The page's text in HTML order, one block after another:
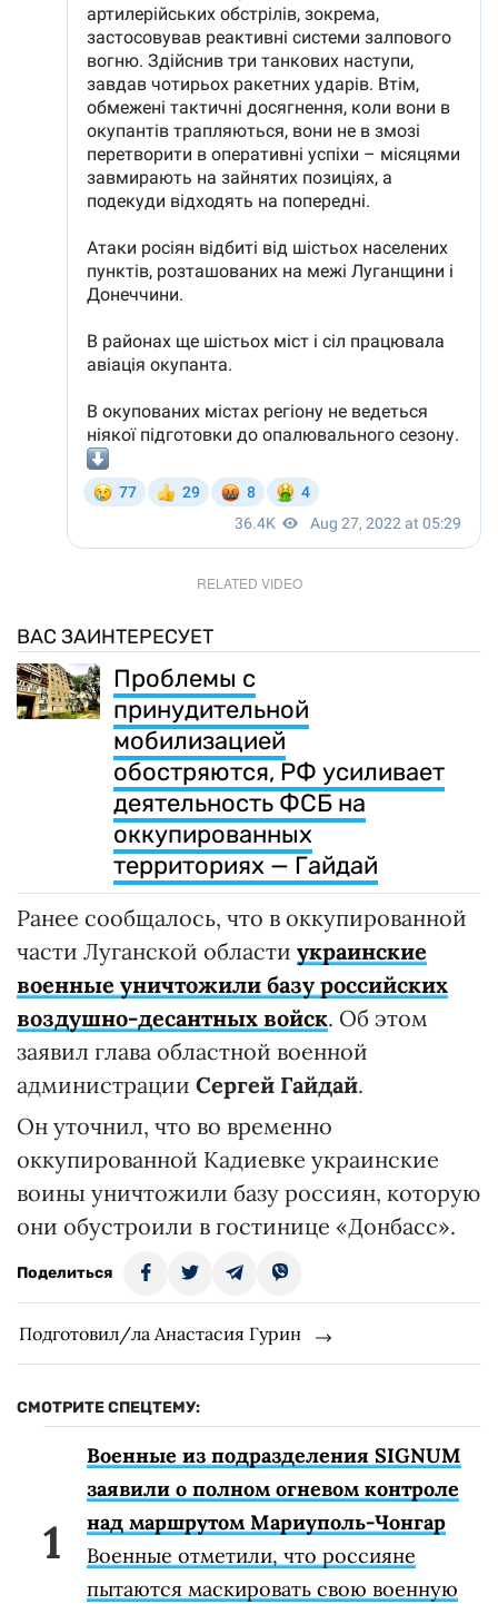
RELATED VIDEO
ВАС ЗАИНТЕРЕСУЕТ
Проблемы с
принудительной
мобилизацией
обостряются, РФ усиливает
деятельность ФСБ на
оккупированных
территориях — Гайдай
Ранее сообщалось, что в оккупированной
части Луганской области украинские
военные уничтожили базу российских
воздушно-десантных войск. Об этом
заявил глава областной военной
администрации Сергей Гайдай.
Он уточнил, что во временно
оккупированной Кадиевке украинские
воины уничтожили базу россиян, которую
они обустроили в гостинице «Донбасс».
Поделиться
Подготовил/ла Анастасия Гурин
СМОТРИТЕ СПЕЦТЕМУ:
Военные из подразделения SIGNUM
заявили о полном огневом контроле
над маршрутом Мариуполь-Чонгар
Военные отметили, что россияне
пытаются маскировать свою военную